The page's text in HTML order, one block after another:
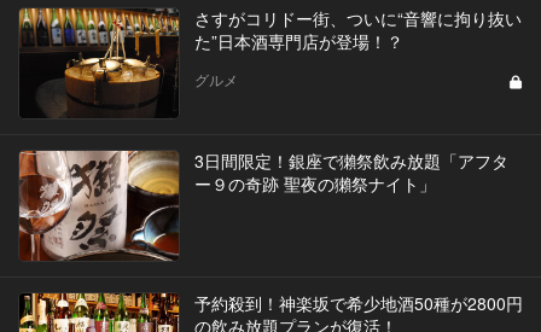
さすがコリドー街、ついに“音響に拘り抜い
た”日本酒専門店が登場！？
グルメ
3日間限定！銀座で獺祭飲み放題「アフタ
ー９の奇跡 聖夜の獺祭ナイト」
予約殺到！神楽坂で希少地酒50種が2800円
の飲み放題プランが復活！